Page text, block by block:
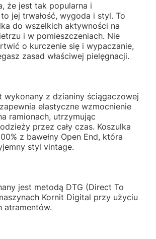
że jest tak popularna i
jej trwałość, wygoda i styl. To
do wszelkich aktywności na
i w pomieszczeniach. Nie
o kurczenie się i wypaczanie,
zasad właściwej pielęgnacji.
wykonany z dzianiny ściągaczowej
elastyczne wzmocnienie
ramionach, utrzymując
przez cały czas. Koszulka
z bawełny Open End, która
styl vintage.
jest metodą DTG (Direct To
Kornit Digital przy użyciu
atramentów.